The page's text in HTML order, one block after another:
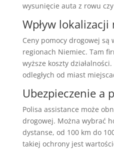
wysunięcie auta z rowu
Wpływ lokalizacji
Ceny pomocy drogowej są
regionach Niemiec. Tam
wyższe koszty
odległych od miast
Ubezpieczenie a
Polisa assistance może
drogowej. Można wybrać
dystanse, od 100 km do
takiej ochrony jest